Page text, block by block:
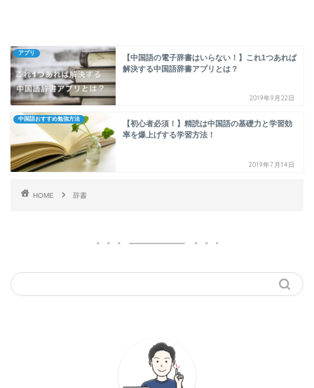
アプリ
【中国語の電子辞書はいらない！】これ1つあれば
解決する中国語辞書アプリとは？
2019年9月22日
中国語おすすめ勉強方法
【初心者必須！】精読は中国語の基礎力と学習効
率を爆上げする学習方法！
2019年7月14日
HOME 辞書